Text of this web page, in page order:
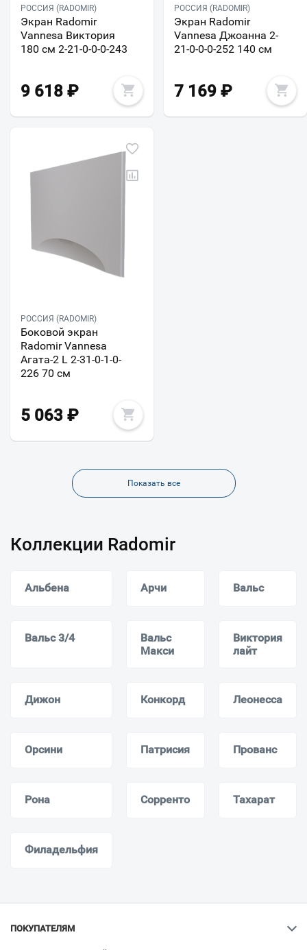
РОССИЯ (RADOMIR)
Экран Radomir
Vannesa Виктория
180 см 2-21-0-0-0-243
9 618 ₽
РОССИЯ (RADOMIR)
Экран Radomir
Vannesa Джоанна 2-
21-0-0-0-252 140 см
7 169 ₽
РОССИЯ (RADOMIR)
Боковой экран
Radomir Vannesa
Агата-2 L 2-31-0-1-0-
226 70 см
5 063 ₽
Показать все
Коллекции Radomir
Альбена Арчи Вальс
Вальс 3/4
Вальс
Макси
Виктория
лайт
Дижон Конкорд Леонесса
Орсини Патрисия Прованс
Рона Сорренто Тахарат
Филадельфия
ПОКУПАТЕЛЯМ